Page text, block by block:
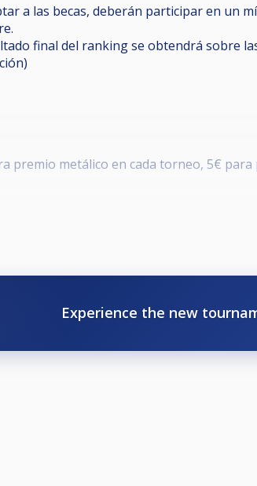
a las becas, deberán participar en un
final del ranking se obtendrá sobre
premio metálico en cada torneo, 5€
que inicia el día 12/11/23 y
torneos irán rankeados.
de España.
10
Taco gama media.
se obtendrá sobre las 12 pruebas
Experience the new